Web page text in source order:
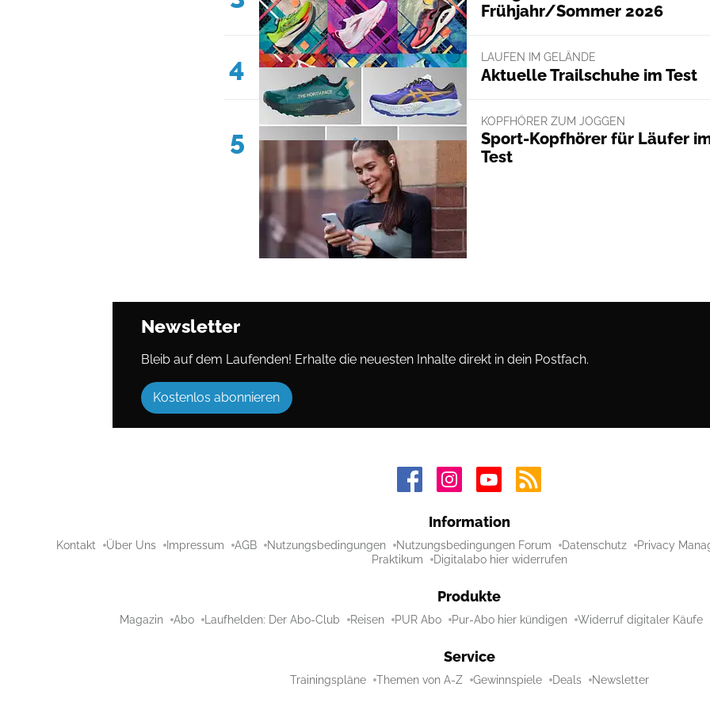
Frühjahr/Sommer 2026
4 LAUFEN IM GELÄNDE
Aktuelle Trailschuhe im Test
5
KOPFHÖRER ZUM JOGGEN
Sport-Kopfhörer für Läufer
Test
Newsletter
Bleib auf dem Laufenden! Erhalte die neuesten Inhalte direkt in dein Postfach.
Kostenlos abonnieren
Information
Kontakt Über Uns Impressum AGB Nutzungsbedingungen Nutzungsbedingungen Forum Datenschutz
Privacy
Praktikum
Digitalabo hier widerrufen
Produkte
Magazin Abo Laufhelden: Der Abo-Club Reisen PUR Abo Pur-Abo hier kündigen Widerruf digitaler Käufe
Service
Trainingspläne Themen von A-Z Gewinnspiele Deals Newsletter